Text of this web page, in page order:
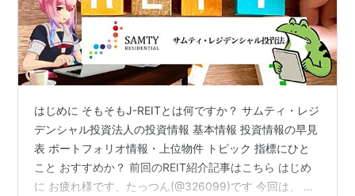
はじめに そもそもJ-REITとは何ですか？ サムティ・レジ
デンシャル投資法人の投資情報 基本情報 投資情報の早見
表 ポートフォリオ情報・上位物件 トピック 指標にひと
こと おすすめか？ 前回のREIT紹介記事はこちら はじめ
に お疲れ様です、たっつん(@326099)です 今回は、 サ